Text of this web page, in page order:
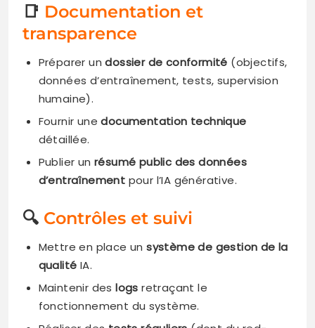
📑 Documentation et
transparence
Préparer undossier de conformité (objectifs,
données d’entraînement, tests, supervision
humaine).
Fournir unedocumentation technique
détaillée.
Publier un résumé public des données
d’entraînement pour l’IA générative.
🔍 Contrôles et suivi
Mettre en place unsystème de gestion de la
qualité IA.
Maintenir deslogs retraçant le
fonctionnement du système.